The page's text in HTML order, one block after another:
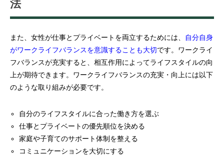
法
また、女性が仕事とプライベートを両立するためには、
自分自身
がワークライフバランスを意識することも大切です。ワークライ
フバランスが充実すると、相互作用によってライフスタイルの向
上が期待できます。ワークライフバランスの充実・向上には以下
のような取り組みが必要です。
自分のライフスタイルに合った働き方を選ぶ
仕事とプライベートの優先順位を決める
家庭や子育てのサポート体制を整える
コミュニケーションを大切にする